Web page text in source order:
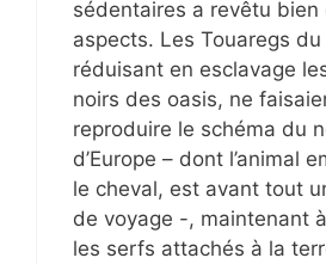
sédentaires a revêtu bien
aspects. Les Touaregs du
réduisant en esclavage
noirs des oasis, ne
reproduire le schéma du
d’Europe – dont l’animal
le cheval, est avant tout
de voyage -, maintenant
les serfs attachés à la